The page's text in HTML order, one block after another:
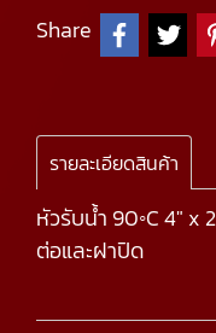
Share
รายละเอียดสินค้า
หัวรับน้ำ 90◦C 4" x
ต่อและฝาปิด